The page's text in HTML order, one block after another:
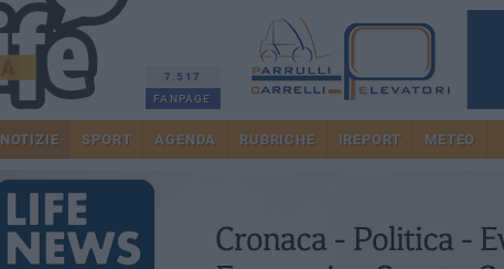
7.517
FANPAGE
NOTIZIE SPORT AGENDA RUBRICHE IREPORT METEO